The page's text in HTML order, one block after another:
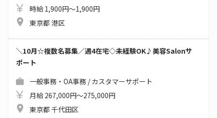
時給 1,900円～1,900円
東京都 港区
＼10月☆複数名募集／週4在宅◇未経験OK♪美容Salonサ
ポート
一般事務・OA事務 / カスタマーサポート
月給 267,000円～275,000円
東京都 千代田区